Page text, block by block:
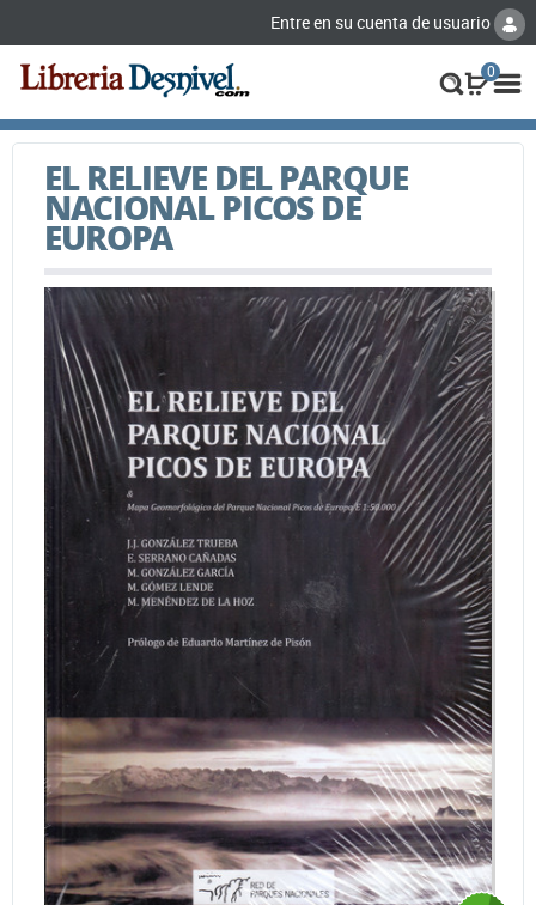
Entre en su cuenta de usuario
0
EL RELIEVE DEL PARQUE
NACIONAL PICOS DE
EUROPA